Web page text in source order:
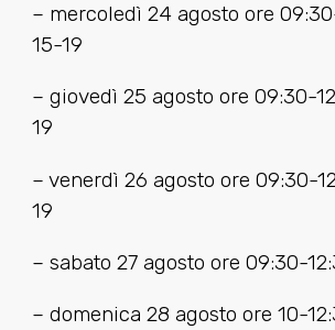
– mercoledì 24 agosto ore
15-19
– giovedì 25 agosto ore 09:30-
19
– venerdì 26 agosto ore 09:30-
19
– sabato 27 agosto ore 09:30-
– domenica 28 agosto ore 10-